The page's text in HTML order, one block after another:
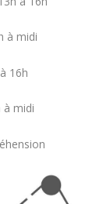
à midi
16h
à midi